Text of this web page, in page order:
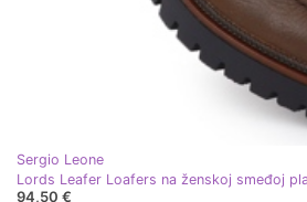
Sergio Leone
94,50 €